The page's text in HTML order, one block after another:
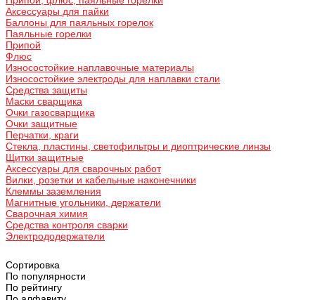
Аксессуары для пайки
Баллоны для паяльных горелок
Паяльные горелки
Припой
Флюс
Износостойкие наплавочные материалы
Износостойкие электроды для наплавки стали
Средства защиты
Маски сварщика
Очки газосварщика
Очки защитные
Перчатки, краги
Стекла, пластины, светофильтры и диоптрические линзы
Щитки защитные
Аксессуары для сварочных работ
Вилки, розетки и кабельные наконечники
Клеммы заземления
Магнитные угольники, держатели
Сварочная химия
Средства контроля сварки
Электрододержатели
Сортировка
По популярности
По рейтингу